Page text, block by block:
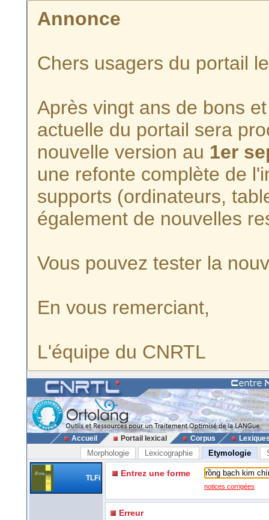
Annonce
Chers usagers du portail
Après vingt ans de bons
actuelle du portail sera
nouvelle version au 1er
une refonte complète de
supports (ordinateurs,
également de nouvelles
Vous pouvez tester la
En vous remerciant,
L'équipe du CNRTL
Accueil Portail lexical Corpus
Morphologie Lexicographie Etymologie
TLFi Entrez une forme
notices corrigées
Erreur